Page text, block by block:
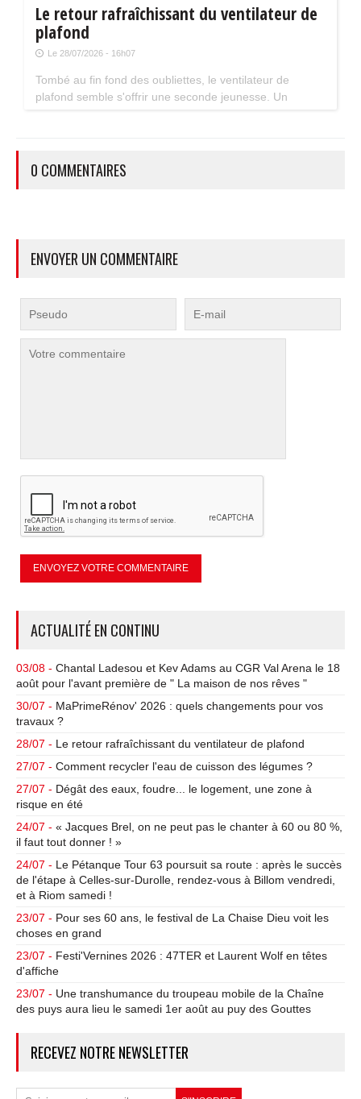
Le retour rafraîchissant du ventilateur de
plafond
Le 28/07/2026 - 16h07
Tombé au fin fond des oubliettes, le ventilateur de
plafond semble s'offrir une seconde jeunesse. Un
0 COMMENTAIRES
ENVOYER UN COMMENTAIRE
ACTUALITÉ EN CONTINU
03/08 - Chantal Ladesou et Kev Adams au CGR Val Arena le 18
août pour l'avant première de " La maison de nos rêves "
30/07 - MaPrimeRénov' 2026 : quels changements pour vos
travaux ?
28/07 - Le retour rafraîchissant du ventilateur de plafond
27/07 - Comment recycler l'eau de cuisson des légumes ?
27/07 - Dégât des eaux, foudre... le logement, une zone à
risque en été
24/07 - « Jacques Brel, on ne peut pas le chanter à 60 ou 80 %,
il faut tout donner ! »
24/07 - Le Pétanque Tour 63 poursuit sa route : après le succès
de l'étape à Celles-sur-Durolle, rendez-vous à Billom vendredi,
et à Riom samedi !
23/07 - Pour ses 60 ans, le festival de La Chaise Dieu voit les
choses en grand
23/07 - Festi'Vernines 2026 : 47TER et Laurent Wolf en têtes
d'affiche
23/07 - Une transhumance du troupeau mobile de la Chaîne
des puys aura lieu le samedi 1er août au puy des Gouttes
RECEVEZ NOTRE NEWSLETTER